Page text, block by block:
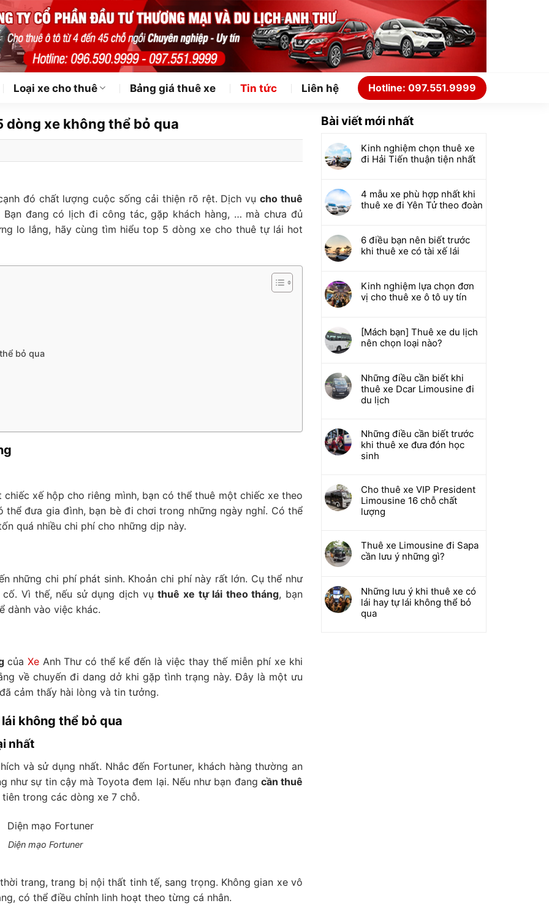
Loại xe cho thuê Bảng giá thuê xe Tin tức Liên hệ Hotline: 097.551.9999
dòng xe không thể bỏ qua
đó chất lượng cuộc sống cải thiện rõ rệt. Dịch vụcho thuê
đang có lịch đi công tác, gặp khách hàng, … mà chưa đủ
lo lắng, hãy cùng tìm hiểu top 5 dòng xe cho thuê tự lái hot
bỏ qua
xế hộp cho riêng mình, bạn có thể thuê một chiếc xe theo
thể đưa gia đình, bạn bè đi chơi trong những ngày nghỉ. Có thể
quá nhiều chi phí cho những dịp này.
những chi phí phát sinh. Khoản chi phí này rất lớn. Cụ thể như
Vì thế, nếu sử dụng dịch vụthuê xe tự lái theo tháng, bạn
dành vào việc khác.
của XeAnh Thư có thể kể đến là việc thay thế miễn phí xe khi
về chuyến đi dang dở khi gặp tình trạng này. Đây là một ưu
cảm thấy hài lòng và tin tưởng.
không thể bỏ qua
nhất
và sử dụng nhất. Nhắc đến Fortuner, khách hàng thường an
như sự tin cậy mà Toyota đem lại. Nếu như bạn đang cần thuê
trong các dòng xe 7 chỗ.
Diện mạo Fortuner
trang, trang bị nội thất tinh tế, sang trọng. Không gian xe vô
có thể điều chỉnh linh hoạt theo từng cá nhân.
Bài viết mới nhất
Kinh nghiệm chọn thuê xe
đi Hải Tiến thuận tiện nhất
4 mẫu xe phù hợp nhất khi
thuê xe đi Yên Tử theo đoàn
6 điều bạn nên biết trước
khi thuê xe có tài xế lái
Kinh nghiệm lựa chọn đơn
vị cho thuê xe ô tô uy tín
[Mách bạn] Thuê xe du lịch
nên chọn loại nào?
Những điều cần biết khi
thuê xe Dcar Limousine đi
du lịch
Những điều cần biết trước
khi thuê xe đưa đón học
sinh
Cho thuê xe VIP President
Limousine 16 chỗ chất
lượng
Thuê xe Limousine đi Sapa
cần lưu ý những gì?
Những lưu ý khi thuê xe có
lái hay tự lái không thể bỏ
qua